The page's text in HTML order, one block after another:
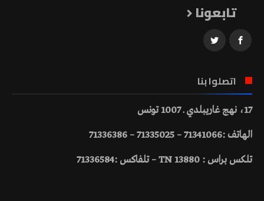
تابعونا
اتصلوا بنا
17، نهج غاريبلدي ـ 1007 تونس
الهاتف :71341066 – 71335025 – 71336386
تلكس براس : 13880 TN – تلفاكس :71336584